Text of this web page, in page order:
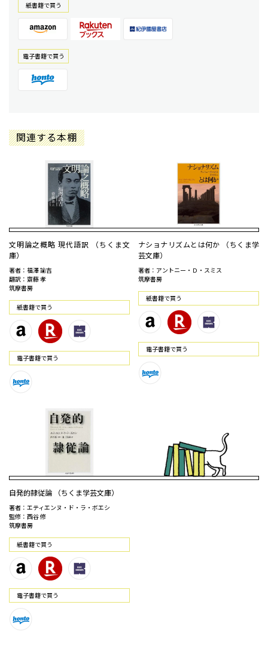
紙書籍で買う
電⼦書籍で買う
関連する本棚
文明論之概略 現代語訳 （ちくま文
庫）
著者：福澤 諭吉
翻訳：齋藤 孝
筑摩書房
紙書籍で買う
電⼦書籍で買う
ナショナリズムとは何か （ちくま学
芸文庫）
著者：アントニー・Ｄ・スミス
筑摩書房
紙書籍で買う
電⼦書籍で買う
自発的隷従論 （ちくま学芸文庫）
著者：エティエンヌ・ド・ラ・ボエシ
監修：西谷 修
筑摩書房
紙書籍で買う
電⼦書籍で買う